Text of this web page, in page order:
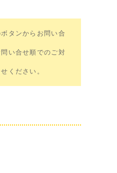
タンからお問い合
い合せ順でのご対
ください。